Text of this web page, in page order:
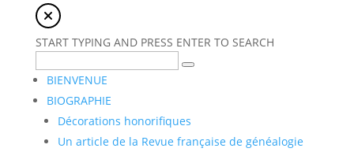
START TYPING AND PRESS ENTER TO SEARCH
BIENVENUE
BIOGRAPHIE
Décorations honorifiques
Un article de la Revue française de généalogie